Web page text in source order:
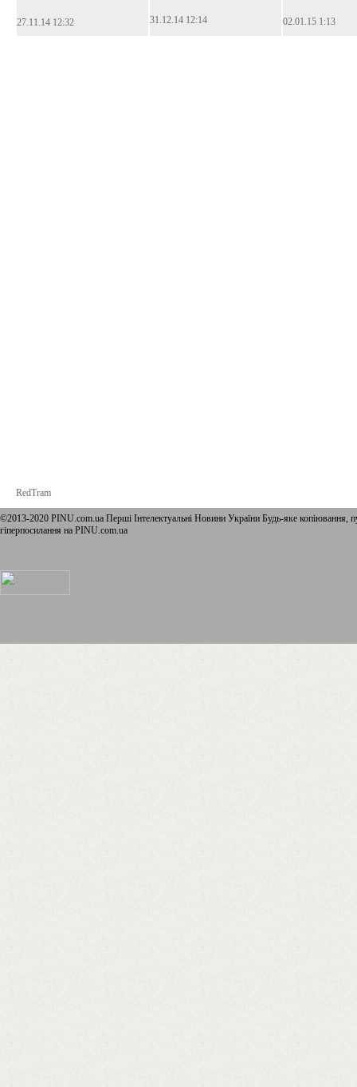
27.11.14 12:32 31.12.14 12:14 02.01.15 1:13
RedTram
©2013-2020 PINU.com.ua Перші Інтелектуальні Новини України Будь-яке копiювання,
гіперпосилання на PINU.com.ua